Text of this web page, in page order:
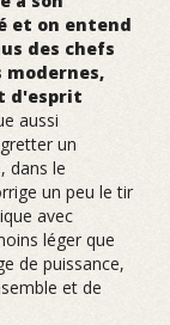
et on entend
des chefs
d'esprit
aussi
un
dans le
un peu le tir
avec
léger que
de puissance,
et de